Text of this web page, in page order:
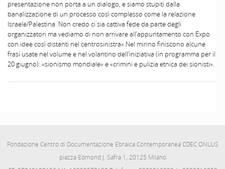
presentazione non porta a un dialogo, e siamo stupiti dalla
banalizzazione di un processo così complesso come la relazione
Israele/Palestina. Non credo ci sia cattiva fede da parte degli
organizzatori ma vediamo di non arrivare all’appuntamento con Expo
con idee così distanti nel centrosinistra».Nel mirino finiscono alcune
frasi usate nel volume e nel volantino dell’iniziativa (in programma per il
20 giugno): «sionismo mondiale» e «crimini e pulizia etnica dei sionisti».
Fondazione Centro di Documentazione Ebraica Contemporanea CDEC ONLUS
piazza Edmond J. Safra 1, 20125 Milano